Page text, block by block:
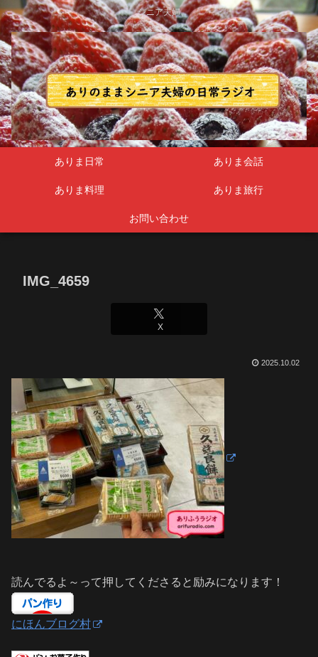
シニア夫婦
ありま日常 ありま会話
ありま料理 ありま旅行
お問い合わせ
IMG_4659
X
2025.10.02
読んでるよ～って押してくださると励みになります！
にほんブログ村